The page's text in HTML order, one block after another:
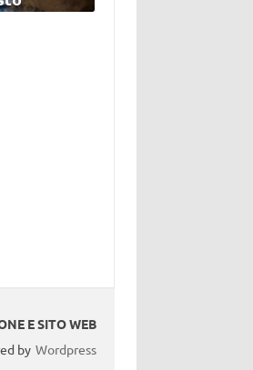
E SITO WEB
by Wordpress